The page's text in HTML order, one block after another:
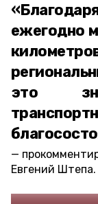
ежегодно
это
Евгений Штепа.